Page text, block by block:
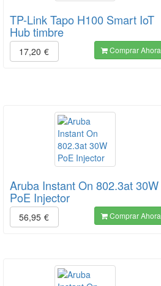
TP-Link Tapo H100 Smart IoT
Hub timbre
17,20 € Comprar Ahora
Aruba Instant On 802.3at 30W
PoE Injector
56,95 € Comprar Ahora